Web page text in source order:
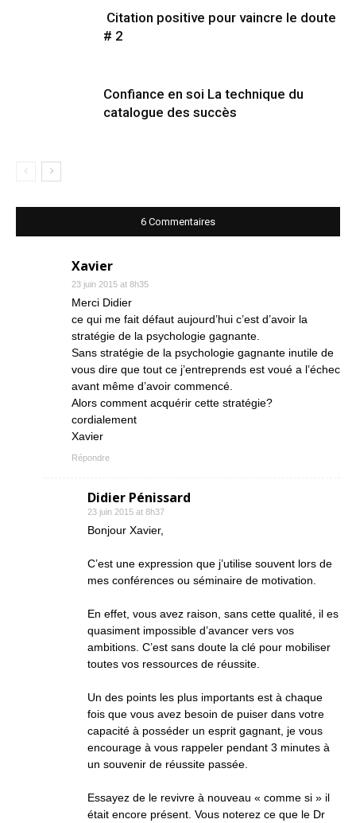
Citation positive pour vaincre le doute
# 2
Confiance en soi La technique du
catalogue des succès
6 Commentaires
Xavier
23 juin 2015 at 8h35
Merci Didier
ce qui me fait défaut aujourd’hui c’est d’avoir la
stratégie de la psychologie gagnante.
Sans stratégie de la psychologie gagnante inutile de
vous dire que tout ce j’entreprends est voué a l’échec
avant même d’avoir commencé.
Alors comment acquérir cette stratégie?
cordialement
Xavier
Répondre
Didier Pénissard
23 juin 2015 at 8h37
Bonjour Xavier,
C’est une expression que j’utilise souvent lors de
mes conférences ou séminaire de motivation.
En effet, vous avez raison, sans cette qualité, il es
quasiment impossible d’avancer vers vos
ambitions. C’est sans doute la clé pour mobiliser
toutes vos ressources de réussite.
Un des points les plus importants est à chaque
fois que vous avez besoin de puiser dans votre
capacité à posséder un esprit gagnant, je vous
encourage à vous rappeler pendant 3 minutes à
un souvenir de réussite passée.
Essayez de le revivre à nouveau « comme si » il
était encore présent. Vous noterez ce que le Dr